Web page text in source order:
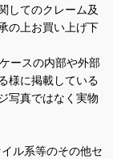
してのクレーム及
の上お買い上げ下
ースの内部や外部
様に掲載している
写真ではなく実物
ル系等のその他セ